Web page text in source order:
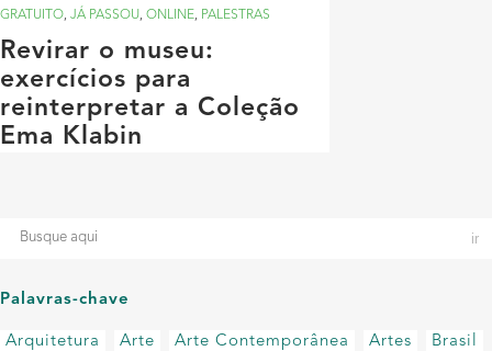
GRATUITO, JÁ PASSOU, ONLINE, PALESTRAS
Revirar o museu:
exercícios para
reinterpretar a Coleção
Ema Klabin
Palavras-chave
Arquitetura Arte Arte Contemporânea Artes
Brasil